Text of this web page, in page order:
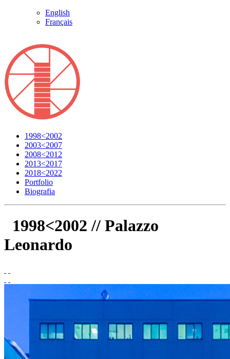
English
Français
1998<2002
2003<2007
2008<2012
2013<2017
2018<2022
Portfolio
Biografia
1998<2002 // Palazzo
Leonardo